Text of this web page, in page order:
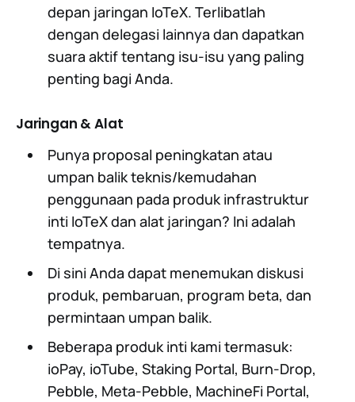
depan jaringan IoTeX. Terlibatlah
dengan delegasi lainnya dan dapatkan
suara aktif tentang isu-isu yang paling
penting bagi Anda.
Jaringan & Alat
Punya proposal peningkatan atau
umpan balik teknis/kemudahan
penggunaan pada produk infrastruktur
inti IoTeX dan alat jaringan? Ini adalah
tempatnya.
Di sini Anda dapat menemukan diskusi
produk, pembaruan, program beta, dan
permintaan umpan balik.
Beberapa produk inti kami termasuk:
ioPay, ioTube, Staking Portal, Burn-Drop,
Pebble, Meta-Pebble, MachineFi Portal,